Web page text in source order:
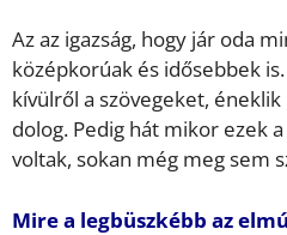
Az az igazság, hogy jár oda
középkorúak és idősebbek
kívülről a szövegeket, éneklik
dolog. Pedig hát mikor ezek
voltak, sokan még meg sem
Mire a legbüszkébb az